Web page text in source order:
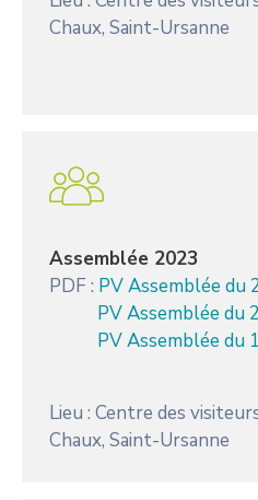
Chaux, Saint-Ursanne
Assemblée 2023
PDF : PV Assemblée du
PV Assemblée du
PV Assemblée du
Lieu : Centre des
Chaux, Saint-Ursanne